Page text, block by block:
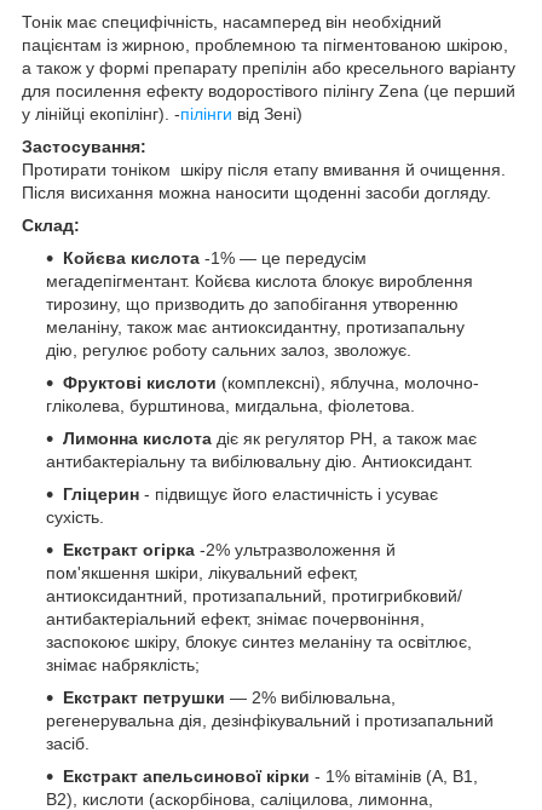
Тонік має специфічність, насамперед він необхідний
пацієнтам із жирною, проблемною та пігментованою шкірою,
а також у формі препарату препілін або кресельного варіанту
для посилення ефекту водоростівого пілінгу Zena (це перший
у лінійці екопілінг). -пілінги від Зені)
Застосування:
Протирати тоніком шкіру після етапу вмивання й очищення.
Після висихання можна наносити щоденні засоби догляду.
Склад:
Койєва кислота -1% — це передусім
мегадепігментант. Койєва кислота блокує вироблення
тирозину, що призводить до запобігання утворенню
меланіну, також має антиоксидантну, протизапальну
дію, регулює роботу сальних залоз, зволожує.
Фруктові кислоти (комплексні), яблучна, молочно-
гліколева, бурштинова, мигдальна, фіолетова.
Лимонна кислота діє як регулятор PH, а також має
антибактеріальну та вибілювальну дію. Антиоксидант.
Гліцерин - підвищує його еластичність і усуває
сухість.
Екстракт огірка -2% ультразволоження й
пом'якшення шкіри, лікувальний ефект,
антиоксидантний, протизапальний, протигрибковий/
антибактеріальний ефект, знімає почервоніння,
заспокоює шкіру, блокує синтез меланіну та освітлює,
знімає набряклість;
Екстракт петрушки — 2% вибілювальна,
регенерувальна дія, дезінфікувальний і протизапальний
засіб.
Екстракт апельсинової кірки - 1% вітамінів (A, B1,
B2), кислоти (аскорбінова, саліцилова, лимонна,